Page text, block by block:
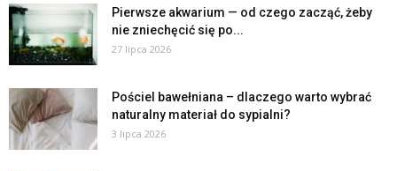
Pierwsze akwarium — od czego zacząć, żeby
nie zniechęcić się po...
27 lipca 2026
Pościel bawełniana – dlaczego warto wybrać
naturalny materiał do sypialni?
3 lipca 2026